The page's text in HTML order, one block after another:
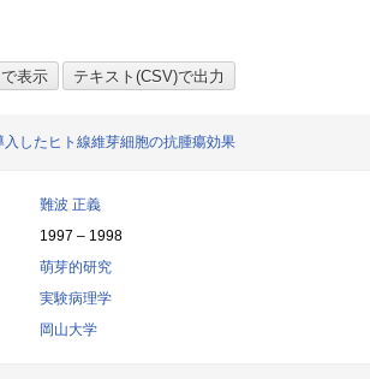
入したヒト線維芽細胞の抗腫瘍効果
難波 正義
1997 – 1998
萌芽的研究
実験病理学
岡山大学